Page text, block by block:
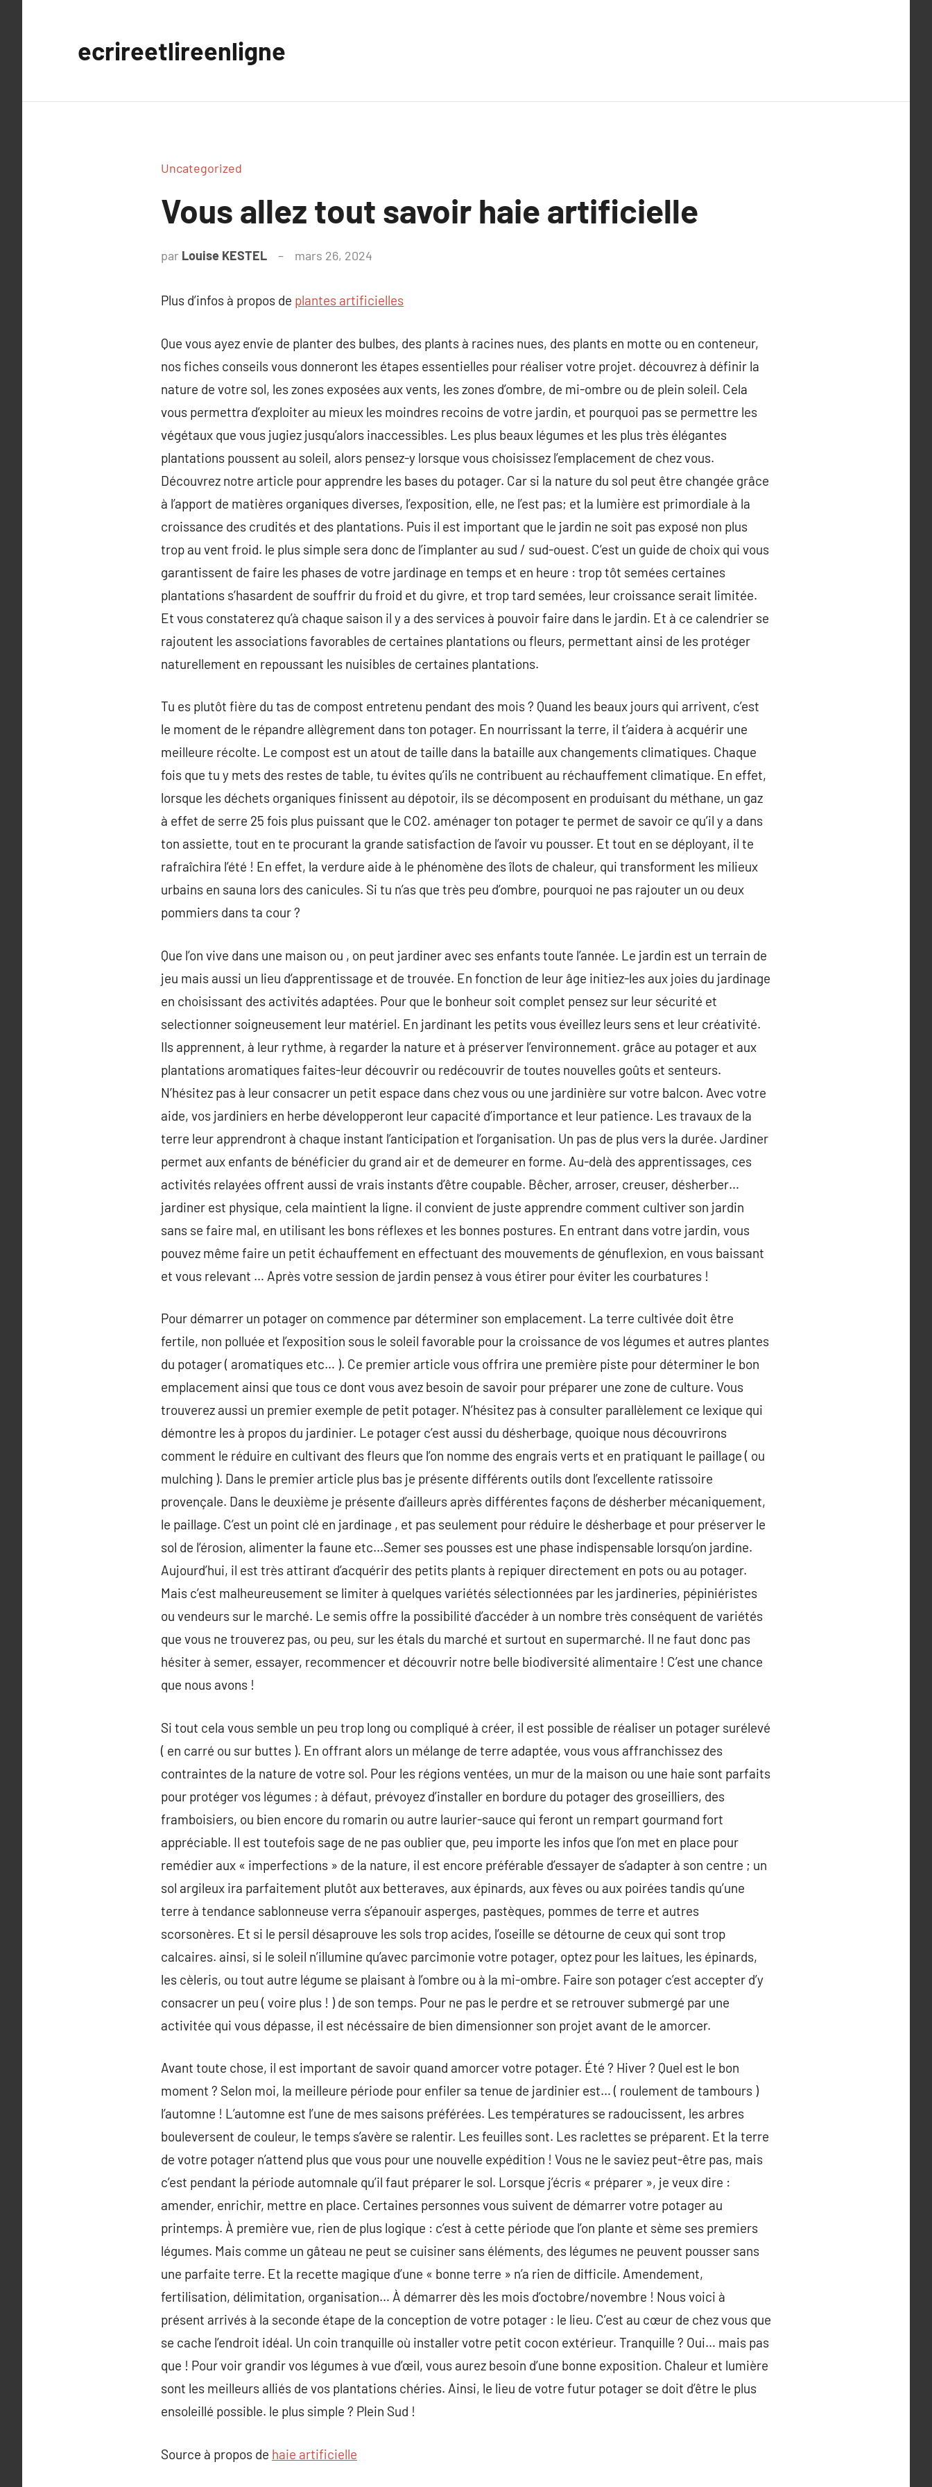
ecrireetlireenligne
Uncategorized
Vous allez tout savoir haie artificielle
par Louise KESTEL mars 26, 2024
Plus d’infos à propos de plantes artificielles
Que vous ayez envie de planter des bulbes, des plants à racines nues, des plants en motte ou en conteneur,
nos fiches conseils vous donneront les étapes essentielles pour réaliser votre projet. découvrez à définir la
nature de votre sol, les zones exposées aux vents, les zones d’ombre, de mi-ombre ou de plein soleil. Cela
vous permettra d’exploiter au mieux les moindres recoins de votre jardin, et pourquoi pas se permettre les
végétaux que vous jugiez jusqu’alors inaccessibles. Les plus beaux légumes et les plus très élégantes
plantations poussent au soleil, alors pensez-y lorsque vous choisissez l’emplacement de chez vous.
Découvrez notre article pour apprendre les bases du potager. Car si la nature du sol peut être changée grâce
à l’apport de matières organiques diverses, l’exposition, elle, ne l’est pas; et la lumière est primordiale à la
croissance des crudités et des plantations. Puis il est important que le jardin ne soit pas exposé non plus
trop au vent froid. le plus simple sera donc de l’implanter au sud / sud-ouest. C’est un guide de choix qui vous
garantissent de faire les phases de votre jardinage en temps et en heure : trop tôt semées certaines
plantations s’hasardent de souffrir du froid et du givre, et trop tard semées, leur croissance serait limitée.
Et vous constaterez qu’à chaque saison il y a des services à pouvoir faire dans le jardin. Et à ce calendrier se
rajoutent les associations favorables de certaines plantations ou fleurs, permettant ainsi de les protéger
naturellement en repoussant les nuisibles de certaines plantations.
Tu es plutôt fière du tas de compost entretenu pendant des mois ? Quand les beaux jours qui arrivent, c’est
le moment de le répandre allègrement dans ton potager. En nourrissant la terre, il t’aidera à acquérir une
meilleure récolte. Le compost est un atout de taille dans la bataille aux changements climatiques. Chaque
fois que tu y mets des restes de table, tu évites qu’ils ne contribuent au réchauffement climatique. En effet,
lorsque les déchets organiques finissent au dépotoir, ils se décomposent en produisant du méthane, un gaz
à effet de serre 25 fois plus puissant que le CO2. aménager ton potager te permet de savoir ce qu’il y a dans
ton assiette, tout en te procurant la grande satisfaction de l’avoir vu pousser. Et tout en se déployant, il te
rafraîchira l’été ! En effet, la verdure aide à le phénomène des îlots de chaleur, qui transforment les milieux
urbains en sauna lors des canicules. Si tu n’as que très peu d’ombre, pourquoi ne pas rajouter un ou deux
pommiers dans ta cour ?
Que l’on vive dans une maison ou , on peut jardiner avec ses enfants toute l’année. Le jardin est un terrain de
jeu mais aussi un lieu d’apprentissage et de trouvée. En fonction de leur âge initiez-les aux joies du jardinage
en choisissant des activités adaptées. Pour que le bonheur soit complet pensez sur leur sécurité et
selectionner soigneusement leur matériel. En jardinant les petits vous éveillez leurs sens et leur créativité.
Ils apprennent, à leur rythme, à regarder la nature et à préserver l’environnement. grâce au potager et aux
plantations aromatiques faites-leur découvrir ou redécouvrir de toutes nouvelles goûts et senteurs.
N’hésitez pas à leur consacrer un petit espace dans chez vous ou une jardinière sur votre balcon. Avec votre
aide, vos jardiniers en herbe développeront leur capacité d’importance et leur patience. Les travaux de la
terre leur apprendront à chaque instant l’anticipation et l’organisation. Un pas de plus vers la durée. Jardiner
permet aux enfants de bénéficier du grand air et de demeurer en forme. Au-delà des apprentissages, ces
activités relayées offrent aussi de vrais instants d’être coupable. Bêcher, arroser, creuser, désherber…
jardiner est physique, cela maintient la ligne. il convient de juste apprendre comment cultiver son jardin
sans se faire mal, en utilisant les bons réflexes et les bonnes postures. En entrant dans votre jardin, vous
pouvez même faire un petit échauffement en effectuant des mouvements de génuflexion, en vous baissant
et vous relevant … Après votre session de jardin pensez à vous étirer pour éviter les courbatures !
Pour démarrer un potager on commence par déterminer son emplacement. La terre cultivée doit être
fertile, non polluée et l’exposition sous le soleil favorable pour la croissance de vos légumes et autres plantes
du potager ( aromatiques etc… ). Ce premier article vous offrira une première piste pour déterminer le bon
emplacement ainsi que tous ce dont vous avez besoin de savoir pour préparer une zone de culture. Vous
trouverez aussi un premier exemple de petit potager. N’hésitez pas à consulter parallèlement ce lexique qui
démontre les à propos du jardinier. Le potager c’est aussi du désherbage, quoique nous découvrirons
comment le réduire en cultivant des fleurs que l’on nomme des engrais verts et en pratiquant le paillage ( ou
mulching ). Dans le premier article plus bas je présente différents outils dont l’excellente ratissoire
provençale. Dans le deuxième je présente d’ailleurs après différentes façons de désherber mécaniquement,
le paillage. C’est un point clé en jardinage , et pas seulement pour réduire le désherbage et pour préserver le
sol de l’érosion, alimenter la faune etc…Semer ses pousses est une phase indispensable lorsqu’on jardine.
Aujourd’hui, il est très attirant d’acquérir des petits plants à repiquer directement en pots ou au potager.
Mais c’est malheureusement se limiter à quelques variétés sélectionnées par les jardineries, pépiniéristes
ou vendeurs sur le marché. Le semis offre la possibilité d’accéder à un nombre très conséquent de variétés
que vous ne trouverez pas, ou peu, sur les étals du marché et surtout en supermarché. Il ne faut donc pas
hésiter à semer, essayer, recommencer et découvrir notre belle biodiversité alimentaire ! C’est une chance
que nous avons !
Si tout cela vous semble un peu trop long ou compliqué à créer, il est possible de réaliser un potager surélevé
( en carré ou sur buttes ). En offrant alors un mélange de terre adaptée, vous vous affranchissez des
contraintes de la nature de votre sol. Pour les régions ventées, un mur de la maison ou une haie sont parfaits
pour protéger vos légumes ; à défaut, prévoyez d’installer en bordure du potager des groseilliers, des
framboisiers, ou bien encore du romarin ou autre laurier-sauce qui feront un rempart gourmand fort
appréciable. Il est toutefois sage de ne pas oublier que, peu importe les infos que l’on met en place pour
remédier aux « imperfections » de la nature, il est encore préférable d’essayer de s’adapter à son centre ; un
sol argileux ira parfaitement plutôt aux betteraves, aux épinards, aux fèves ou aux poirées tandis qu’une
terre à tendance sablonneuse verra s’épanouir asperges, pastèques, pommes de terre et autres
scorsonères. Et si le persil désaprouve les sols trop acides, l’oseille se détourne de ceux qui sont trop
calcaires. ainsi, si le soleil n’illumine qu’avec parcimonie votre potager, optez pour les laitues, les épinards,
les cèleris, ou tout autre légume se plaisant à l’ombre ou à la mi-ombre. Faire son potager c’est accepter d’y
consacrer un peu ( voire plus ! ) de son temps. Pour ne pas le perdre et se retrouver submergé par une
activitée qui vous dépasse, il est nécéssaire de bien dimensionner son projet avant de le amorcer.
Avant toute chose, il est important de savoir quand amorcer votre potager. Été ? Hiver ? Quel est le bon
moment ? Selon moi, la meilleure période pour enfiler sa tenue de jardinier est… ( roulement de tambours )
l’automne ! L’automne est l’une de mes saisons préférées. Les températures se radoucissent, les arbres
bouleversent de couleur, le temps s’avère se ralentir. Les feuilles sont. Les raclettes se préparent. Et la terre
de votre potager n’attend plus que vous pour une nouvelle expédition ! Vous ne le saviez peut-être pas, mais
c’est pendant la période automnale qu’il faut préparer le sol. Lorsque j’écris « préparer », je veux dire :
amender, enrichir, mettre en place. Certaines personnes vous suivent de démarrer votre potager au
printemps. À première vue, rien de plus logique : c’est à cette période que l’on plante et sème ses premiers
légumes. Mais comme un gâteau ne peut se cuisiner sans éléments, des légumes ne peuvent pousser sans
une parfaite terre. Et la recette magique d’une « bonne terre » n’a rien de difficile. Amendement,
fertilisation, délimitation, organisation… À démarrer dès les mois d’octobre/novembre ! Nous voici à
présent arrivés à la seconde étape de la conception de votre potager : le lieu. C’est au cœur de chez vous que
se cache l’endroit idéal. Un coin tranquille où installer votre petit cocon extérieur. Tranquille ? Oui… mais pas
que ! Pour voir grandir vos légumes à vue d’œil, vous aurez besoin d’une bonne exposition. Chaleur et lumière
sont les meilleurs alliés de vos plantations chéries. Ainsi, le lieu de votre futur potager se doit d’être le plus
ensoleillé possible. le plus simple ? Plein Sud !
Source à propos de haie artificielle